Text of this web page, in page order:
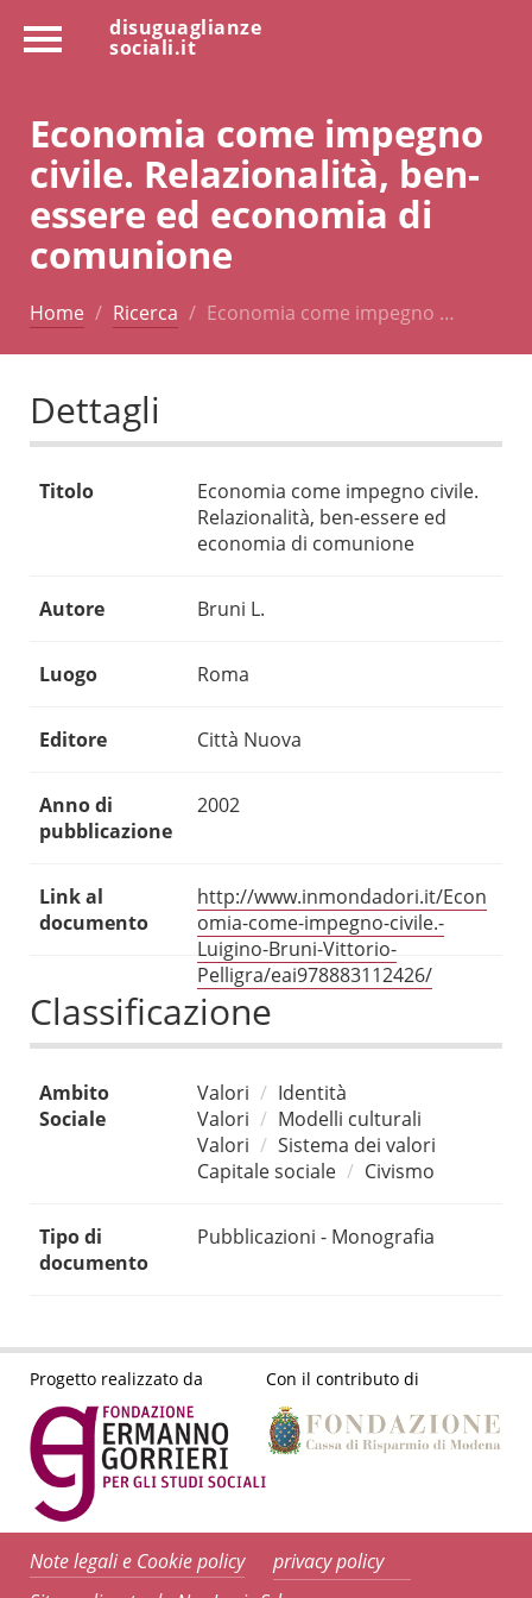
disuguaglianze
sociali.it
Economia come impegno
civile. Relazionalità, ben-
essere ed economia di
comunione
Home Ricerca Economia come impegno …
Dettagli
Titolo
Economia come impegno civile.
Relazionalità, ben-essere ed
economia di comunione
Autore Bruni L.
Luogo Roma
Editore Città Nuova
Anno di
pubblicazione
2002
Link al
documento
http://www.inmondadori.it/Econ
omia-come-impegno-civile.-
Luigino-Bruni-Vittorio-
Pelligra/eai978883112426/
Classificazione
Ambito
Sociale
Valori
Identità
Valori
Modelli culturali
Valori
Sistema dei valori
Capitale sociale
Civismo
Tipo di
documento
Pubblicazioni - Monografia
Progetto realizzato da Con il contributo di
Note legali e Cookie policy
privacy policy